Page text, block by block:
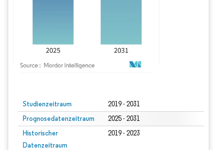
Studienzeitraum 2019 - 2031
Prognosedatenzeitraum 2025 - 2031
Historischer
Datenzeitraum
2019 - 2023